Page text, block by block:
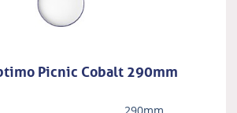
Picnic Cobalt 290mm
290mm